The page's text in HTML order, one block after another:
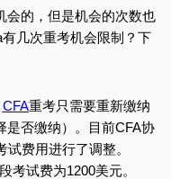
会的，但是机会的次数也
几次重考机会限制？下
CFA重考只需要重新缴纳
是否缴纳）。目前CFA协
试费用进行了调整。
考试费为1200美元。